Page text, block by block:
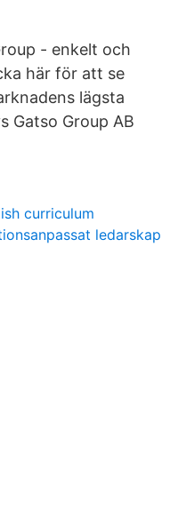
- enkelt och
här för att se
lägsta
Gatso Group AB
curriculum
ledarskap